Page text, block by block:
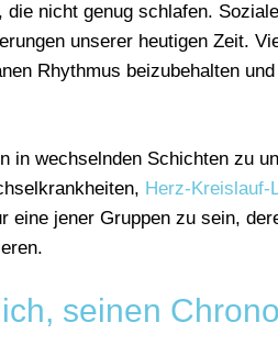
die nicht genug schlafen.
unserer heutigen Zeit.
Rhythmus beizubehalten
in wechselnden Schichten zu
Herz-Kreislauf-
eine jener Gruppen zu sein,
seinen